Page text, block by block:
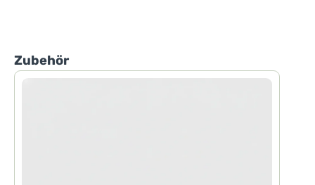
Produktgalerie überspringen
Zubehör